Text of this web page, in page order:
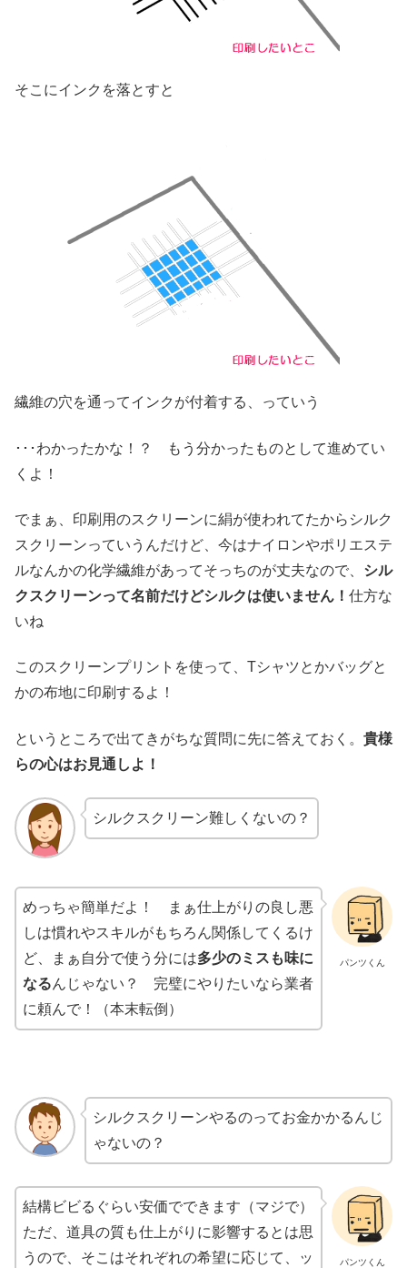
そこにインクを落とすと
繊維の穴を通ってインクが付着する、っていう
･･･わかったかな！？ もう分かったものとして進めてい
くよ！
でまぁ、印刷用のスクリーンに絹が使われてたからシルク
スクリーンっていうんだけど、今はナイロンやポリエステ
ルなんかの化学繊維があってそっちのが丈夫なので、 シル
クスクリーンって名前だけどシルクは使いません！ 仕方な
いね
このスクリーンプリントを使って、Tシャツとかバッグと
かの布地に印刷するよ！
というところで出てきがちな質問に先に答えておく。 貴様
らの心はお見通しよ！
シルクスクリーン難しくないの？
パンツくん
めっちゃ簡単だよ！ まぁ仕上がりの良し悪
しは慣れやスキルがもちろん関係してくるけ
ど、まぁ自分で使う分には多少のミスも味に
なるんじゃない？ 完璧にやりたいなら業者
に頼んで！（本末転倒）
シルクスクリーンやるのってお金かかるんじ
ゃないの？
パンツくん
結構ビビるぐらい安価でできます（マジで）
ただ、道具の質も仕上がりに影響するとは思
うので、そこはそれぞれの希望に応じて、ッ